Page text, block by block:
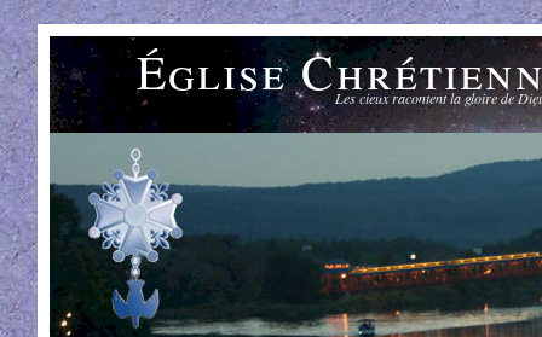
Église Les cieux racontent la gloire de